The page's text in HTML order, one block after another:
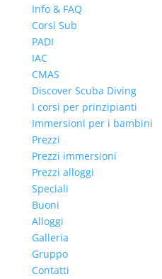
Info & FAQ
Corsi Sub
PADI
IAC
CMAS
Discover Scuba Diving
I corsi per prinzipianti
Immersioni per i bambini
Prezzi
Prezzi immersioni
Prezzi alloggi
Speciali
Buoni
Alloggi
Galleria
Gruppo
Contatti